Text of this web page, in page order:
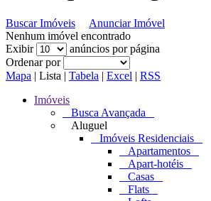
Buscar Imóveis
Anunciar Imóvel
Nenhum imóvel encontrado
Exibir
anúncios por página
Ordenar por
Mapa | Lista | Tabela | Excel | RSS
Imóveis
Busca Avançada
Aluguel
Imóveis Residenciais
Apartamentos
Apart-hotéis
Casas
Flats